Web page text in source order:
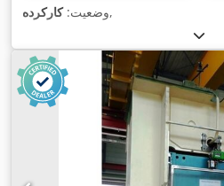
وضعیت:کارکرده ,